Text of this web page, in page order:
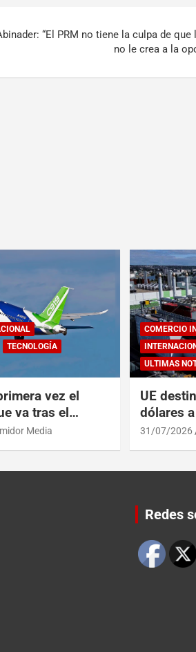
“El PRM no tiene la culpa de que
no le crea a la
TECNOLOGÍA
vez el
va tras el
en el Tíbet
Media
COMERCIO
ULTIMAS
UE
dólares
para
31/07/2026
Redes